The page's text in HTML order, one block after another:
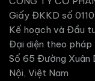
Giấy ĐKKD số
Kế hoạch và Đầu
Đại diện theo pháp
Số 65 Đường Xuân
Nội, Việt Nam